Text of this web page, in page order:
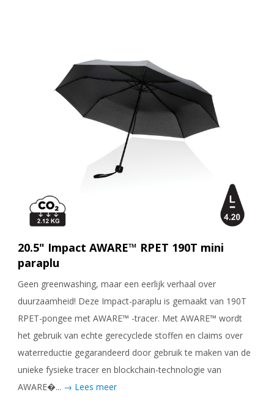
20.5" Impact AWARE™ RPET 190T mini
paraplu
Geen greenwashing, maar een eerlijk verhaal over
duurzaamheid! Deze Impact-paraplu is gemaakt van 190T
RPET-pongee met AWARE™ -tracer. Met AWARE™ wordt
het gebruik van echte gerecyclede stoffen en claims over
waterreductie gegarandeerd door gebruik te maken van de
unieke fysieke tracer en blockchain-technologie van
AWARE�... → Lees meer